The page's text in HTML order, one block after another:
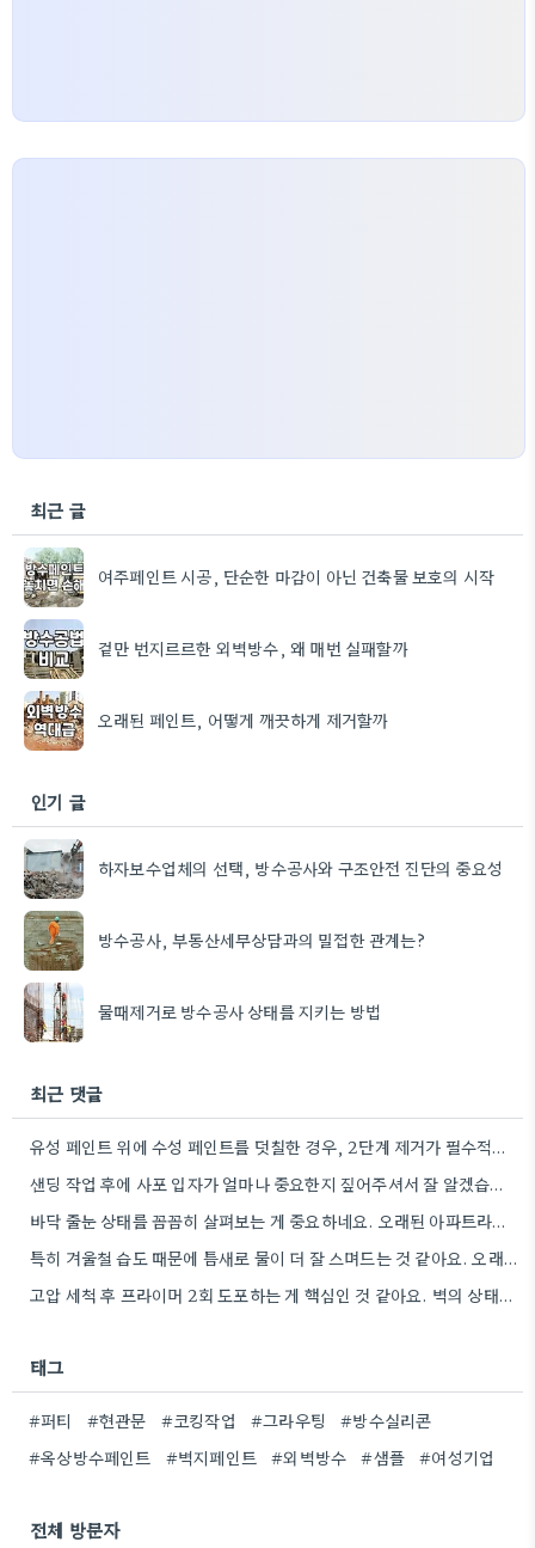
최근 글
여주페인트 시공, 단순한 마감이 아닌 건축물 보호의 시작
겉만 번지르르한 외벽방수, 왜 매번 실패할까
오래된 페인트, 어떻게 깨끗하게 제거할까
인기 글
하자보수업체의 선택, 방수공사와 구조안전 진단의 중요성
방수공사, 부동산세무상담과의 밀접한 관계는?
물때제거로 방수공사 상태를 지키는 방법
최근 댓글
유성 페인트 위에 수성 페인트를 덧칠한 경우, 2단계 제거가 필수적이라는 점을 강조해야겠네요.
샌딩 작업 후에 사포 입자가 얼마나 중요한지 짚어주셔서 잘 알겠습니다. 특히 얇은 사포를 여러 번…
바닥 줄눈 상태를 꼼꼼히 살펴보는 게 중요하네요. 오래된 아파트라면 줄눈부터 망가지기 쉬울 것 같아요.
특히 겨울철 습도 때문에 틈새로 물이 더 잘 스며드는 것 같아요. 오래된 건물일수록 이런 부분에…
고압 세척 후 프라이머 2회 도포하는 게 핵심인 것 같아요. 벽의 상태에 따라 흡수율이 달라지니까,…
태그
#퍼티 #현관문 #코킹작업 #그라우팅
#방수실리콘
#옥상방수페인트
#벽지페인트 #외벽방수 #샘플 #여성기업
전체 방문자